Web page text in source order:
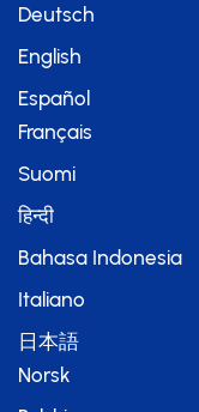
Deutsch
English
Español
Français
Suomi
हिन्दी
Bahasa Indonesia
Italiano
日本語
Norsk